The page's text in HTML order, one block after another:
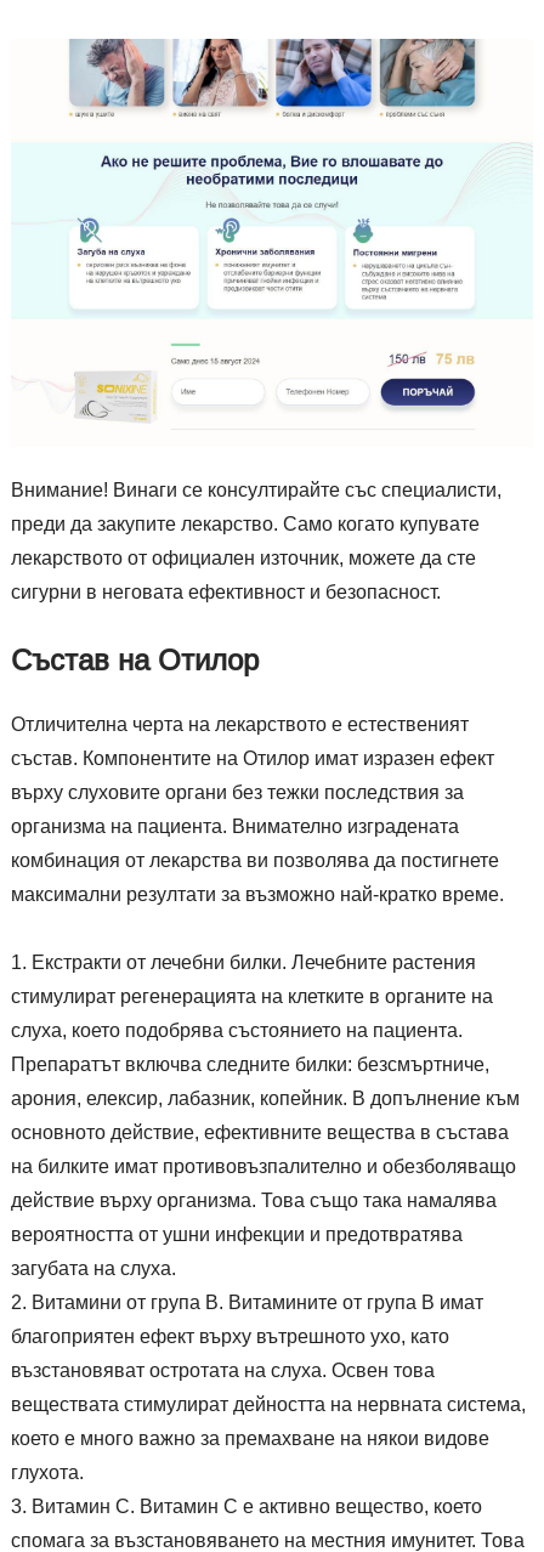
Внимание! Винаги се консултирайте със специалисти,
преди да закупите лекарство. Само когато купувате
лекарството от официален източник, можете да сте
сигурни в неговата ефективност и безопасност.
Състав на Отилор
Отличителна черта на лекарството е естественият
състав. Компонентите на Отилор имат изразен ефект
върху слуховите органи без тежки последствия за
организма на пациента. Внимателно изградената
комбинация от лекарства ви позволява да постигнете
максимални резултати за възможно най-кратко време.
Екстракти от лечебни билки. Лечебните растения
стимулират регенерацията на клетките в органите на
слуха, което подобрява състоянието на пациента.
Препаратът включва следните билки: безсмъртниче,
арония, елексир, лабазник, копейник. В допълнение към
основното действие, ефективните вещества в състава
на билките имат противовъзпалително и обезболяващо
действие върху организма. Това също така намалява
вероятността от ушни инфекции и предотвратява
загубата на слуха.
Витамини от група В. Витамините от група В имат
благоприятен ефект върху вътрешното ухо, като
възстановяват остротата на слуха. Освен това
веществата стимулират дейността на нервната система,
което е много важно за премахване на някои видове
глухота.
Витамин С. Витамин С е активно вещество, което
спомага за възстановяването на местния имунитет. Това